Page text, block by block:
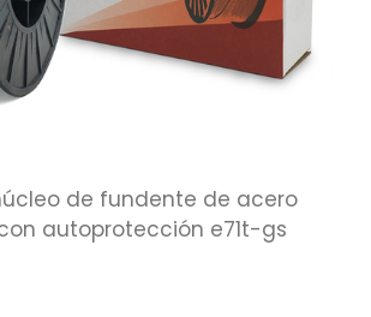
de fundente de acero
autoprotección e71t-gs